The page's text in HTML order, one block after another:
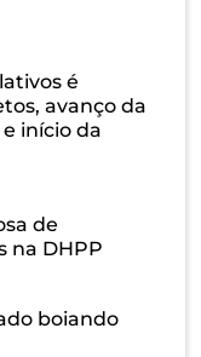
é
avanço da
início da
de
na DHPP
boiando